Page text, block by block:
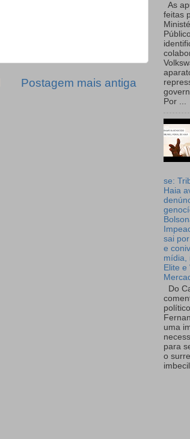
Postagem mais antiga
As
feitas
Por ...
se:
Haia
sai
e
mídia,
Elite e
Do
uma
para
o